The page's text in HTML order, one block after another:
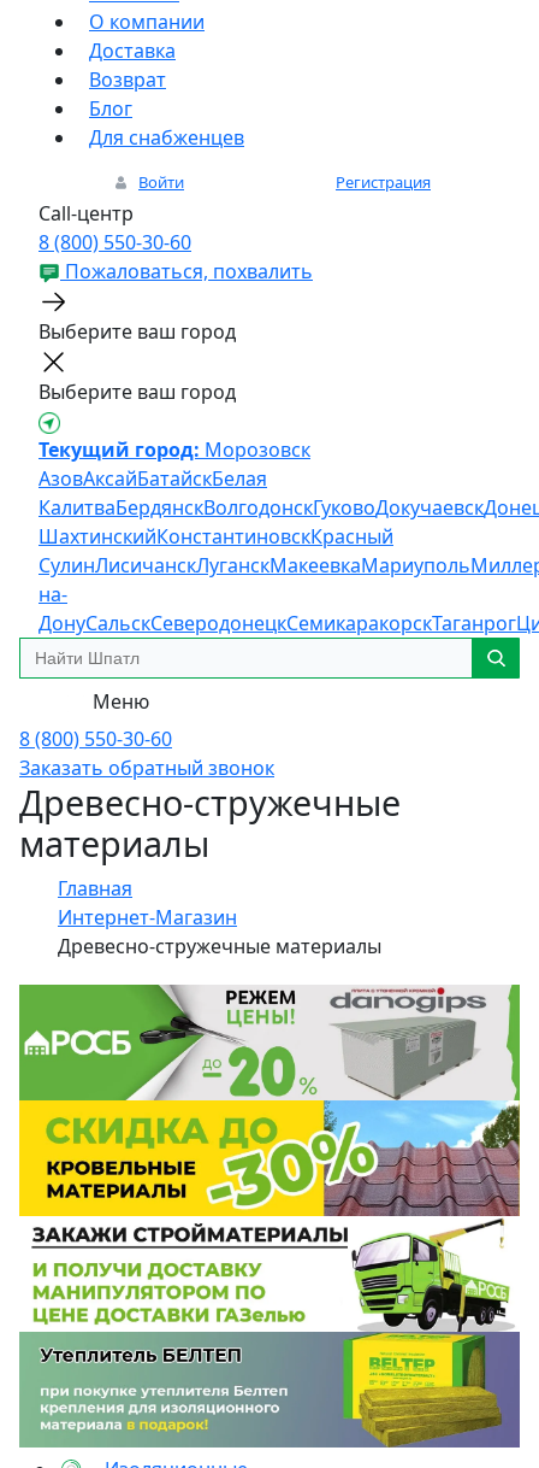
О компании
Доставка
Возврат
Блог
Для снабженцев
Войти Регистрация
Call-центр
8 (800) 550-30-60
Пожаловаться, похвалить
Выберите ваш город
Выберите ваш город
Текущий город: Морозовск
АзовАксайБатайскБелая
КалитваБердянскВолгодонскГуковоДокучаевск
ШахтинскийКонстантиновскКрасный
СулинЛисичанскЛуганскМакеевкаМариуполь
на-
ДонуСальскСеверодонецкСемикаракорскТаганрог
Меню
8 (800) 550-30-60
Заказать обратный звонок
Древесно-стружечные
материалы
Главная
Интернет-Магазин
Древесно-стружечные материалы